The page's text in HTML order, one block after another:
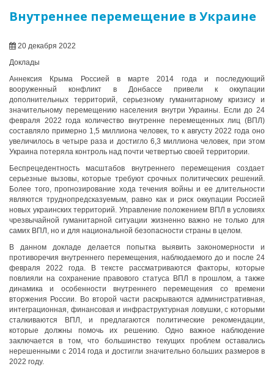
Внутреннее перемещение в Украине
20 декабря 2022
Доклады
Аннексия Крыма Россией в марте 2014 года и последующий
вооруженный конфликт в Донбассе привели к оккупации
дополнительных территорий, серьезному гуманитарному кризису и
значительному перемещению населения внутри Украины. Если до 24
февраля 2022 года количество внутренне перемещенных лиц (ВПЛ)
составляло примерно 1,5 миллиона человек, то к августу 2022 года оно
увеличилось в четыре раза и достигло 6,3 миллиона человек, при этом
Украина потеряла контроль над почти четвертью своей территории.
Беспрецедентность масштабов внутреннего перемещения создает
серьезные вызовы, которые требуют срочных политических решений.
Более того, прогнозирование хода течения войны и ее длительности
являются труднопредсказуемым, равно как и риск оккупации Россией
новых украинских территорий. Управление положением ВПЛ в условиях
чрезвычайной гуманитарной ситуации жизненно важно не только для
самих ВПЛ, но и для национальной безопасности страны в целом.
В данном докладе
делается попытка выявить закономерности и
противоречия внутреннего перемещения, наблюдаемого до и после 24
февраля 2022 года. В тексте рассматриваются факторы, которые
повлияли на сохранение правового статуса ВПЛ в прошлом, а также
динамика и особенности внутреннего перемещения со времени
вторжения России. Во второй части раскрываются административная,
интеграционная, финансовая и инфраструктурная ловушки, с которыми
сталкиваются ВПЛ, и предлагаются политические рекомендации,
которые должны помочь их решению. Одно важное наблюдение
заключается в том, что большинство текущих проблем оставались
нерешенными с 2014 года и достигли значительно больших размеров в
2022 году.